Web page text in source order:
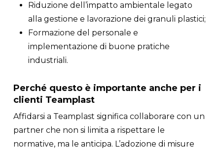
Riduzione dell’impatto ambientale legato
alla gestione e lavorazione dei granuli plastici;
Formazione del personale e
implementazione di buone pratiche
industriali.
Perché questo è importante anche per i
clienti Teamplast
Affidarsi a Teamplast significa collaborare con un
partner che non si limita a rispettare le
normative, ma le anticipa. L’adozione di misure